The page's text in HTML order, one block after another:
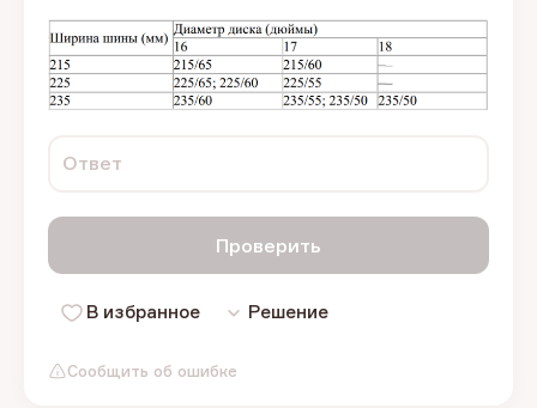
Сообщить об ошибке
Ответ
Проверить
В избранное Решение